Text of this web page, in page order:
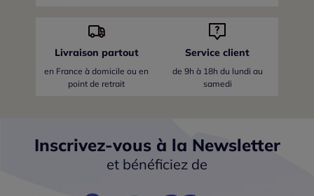
Livraison partout
en France à domicile ou en
point de retrait
Service client
de 9h à 18h du lundi au
samedi
Inscrivez-vous à la Newsletter
et bénéficiez de